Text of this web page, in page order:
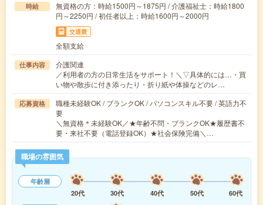
時給
無資格の方：時給1500円～1875円 / 介護福祉士：時給1800
円～2250円 / 初任者以上：時給1600円～2000円
交通費
全額支給
仕事内容
介護関連
／利用者の方の日常生活をサポート！＼▽具体的には…・買
い物や散歩に付き添ったり・折り紙や体操などのレ…
応募資格
職種未経験OK / ブランクOK / パソコンスキル不要 / 英語力不
要
＼無資格＊未経験OK／★年齢不問・ブランクOK★履歴書不
要・来社不要（電話登録OK）★社会保険完備＼…
職場の雰囲気
年齢層
20代
30代 40代 50代
60代